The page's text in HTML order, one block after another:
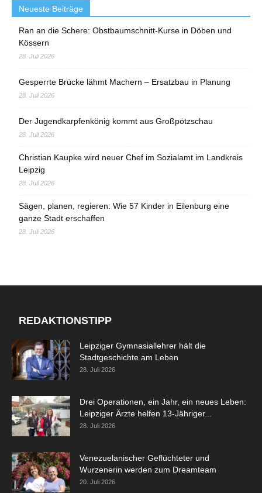
Neueste Beiträge
Ran an die Schere: Obstbaumschnitt-Kurse in Döben und
Kössern
28. Juli 2026
Gesperrte Brücke lähmt Machern – Ersatzbau in Planung
28. Juli 2026
Der Jugendkarpfenkönig kommt aus Großpötzschau
28. Juli 2026
Christian Kaupke wird neuer Chef im Sozialamt im Landkreis
Leipzig
28. Juli 2026
Sägen, planen, regieren: Wie 57 Kinder in Eilenburg eine
ganze Stadt erschaffen
28. Juli 2026
REDAKTIONSTIPP
Leipziger Gymnasiallehrer hält die
Stadtgeschichte am Leben
28. Juli 2026
Drei Operationen, ein Jahr, ein neues Leben:
Leipziger Ärzte helfen 13-Jähriger...
28. Juli 2026
Venezuelanischer Geflüchteter und
Wurzenerin werden zum Dreamteam
20. Juli 2026